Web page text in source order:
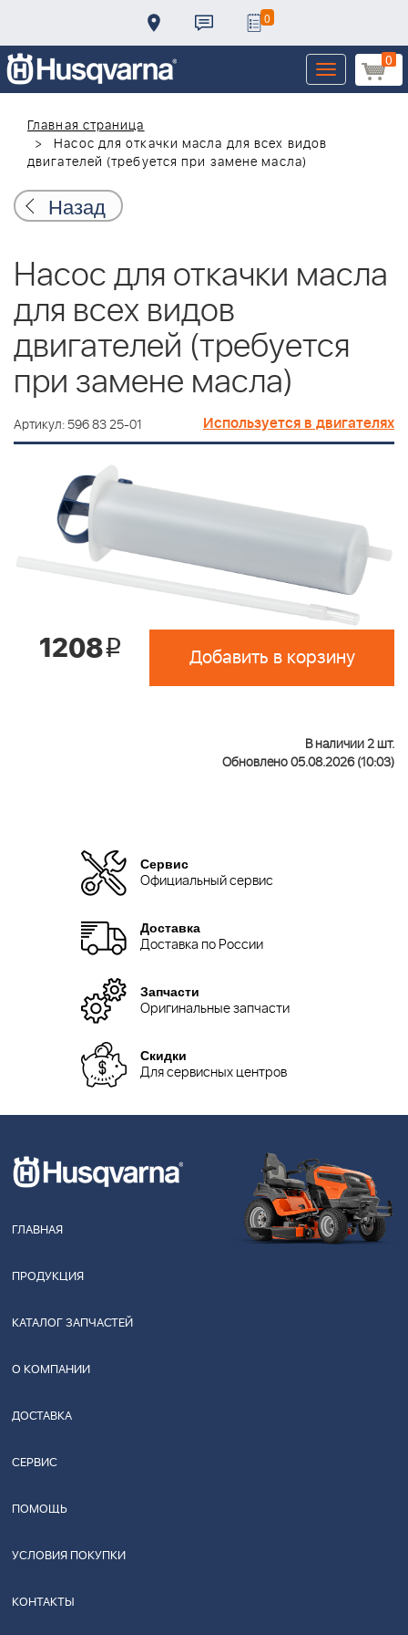
0
0
Toggle
navigation
Главная страница
Насос для откачки масла для всех видов
двигателей (требуется при замене масла)
Назад
Насос для откачки масла
для всех видов
двигателей (требуется
при замене масла)
Артикул: 596 83 25-01 Используется в двигателях
1208i Добавить в корзину
В наличии 2 шт.
Обновлено 05.08.2026 (10:03)
Сервис
Официальный сервис
Доставка
Доставка по России
Запчасти
Оригинальные запчасти
Скидки
Для сервисных центров
ГЛАВНАЯ
ПРОДУКЦИЯ
КАТАЛОГ ЗАПЧАСТЕЙ
О КОМПАНИИ
ДОСТАВКА
СЕРВИС
ПОМОЩЬ
УСЛОВИЯ ПОКУПКИ
КОНТАКТЫ